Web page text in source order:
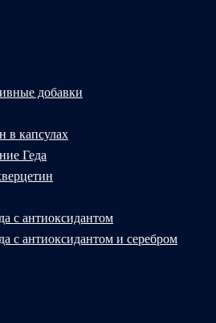
добавки
в капсулах
Геда
с антиоксидантом
с антиоксидантом и серебром